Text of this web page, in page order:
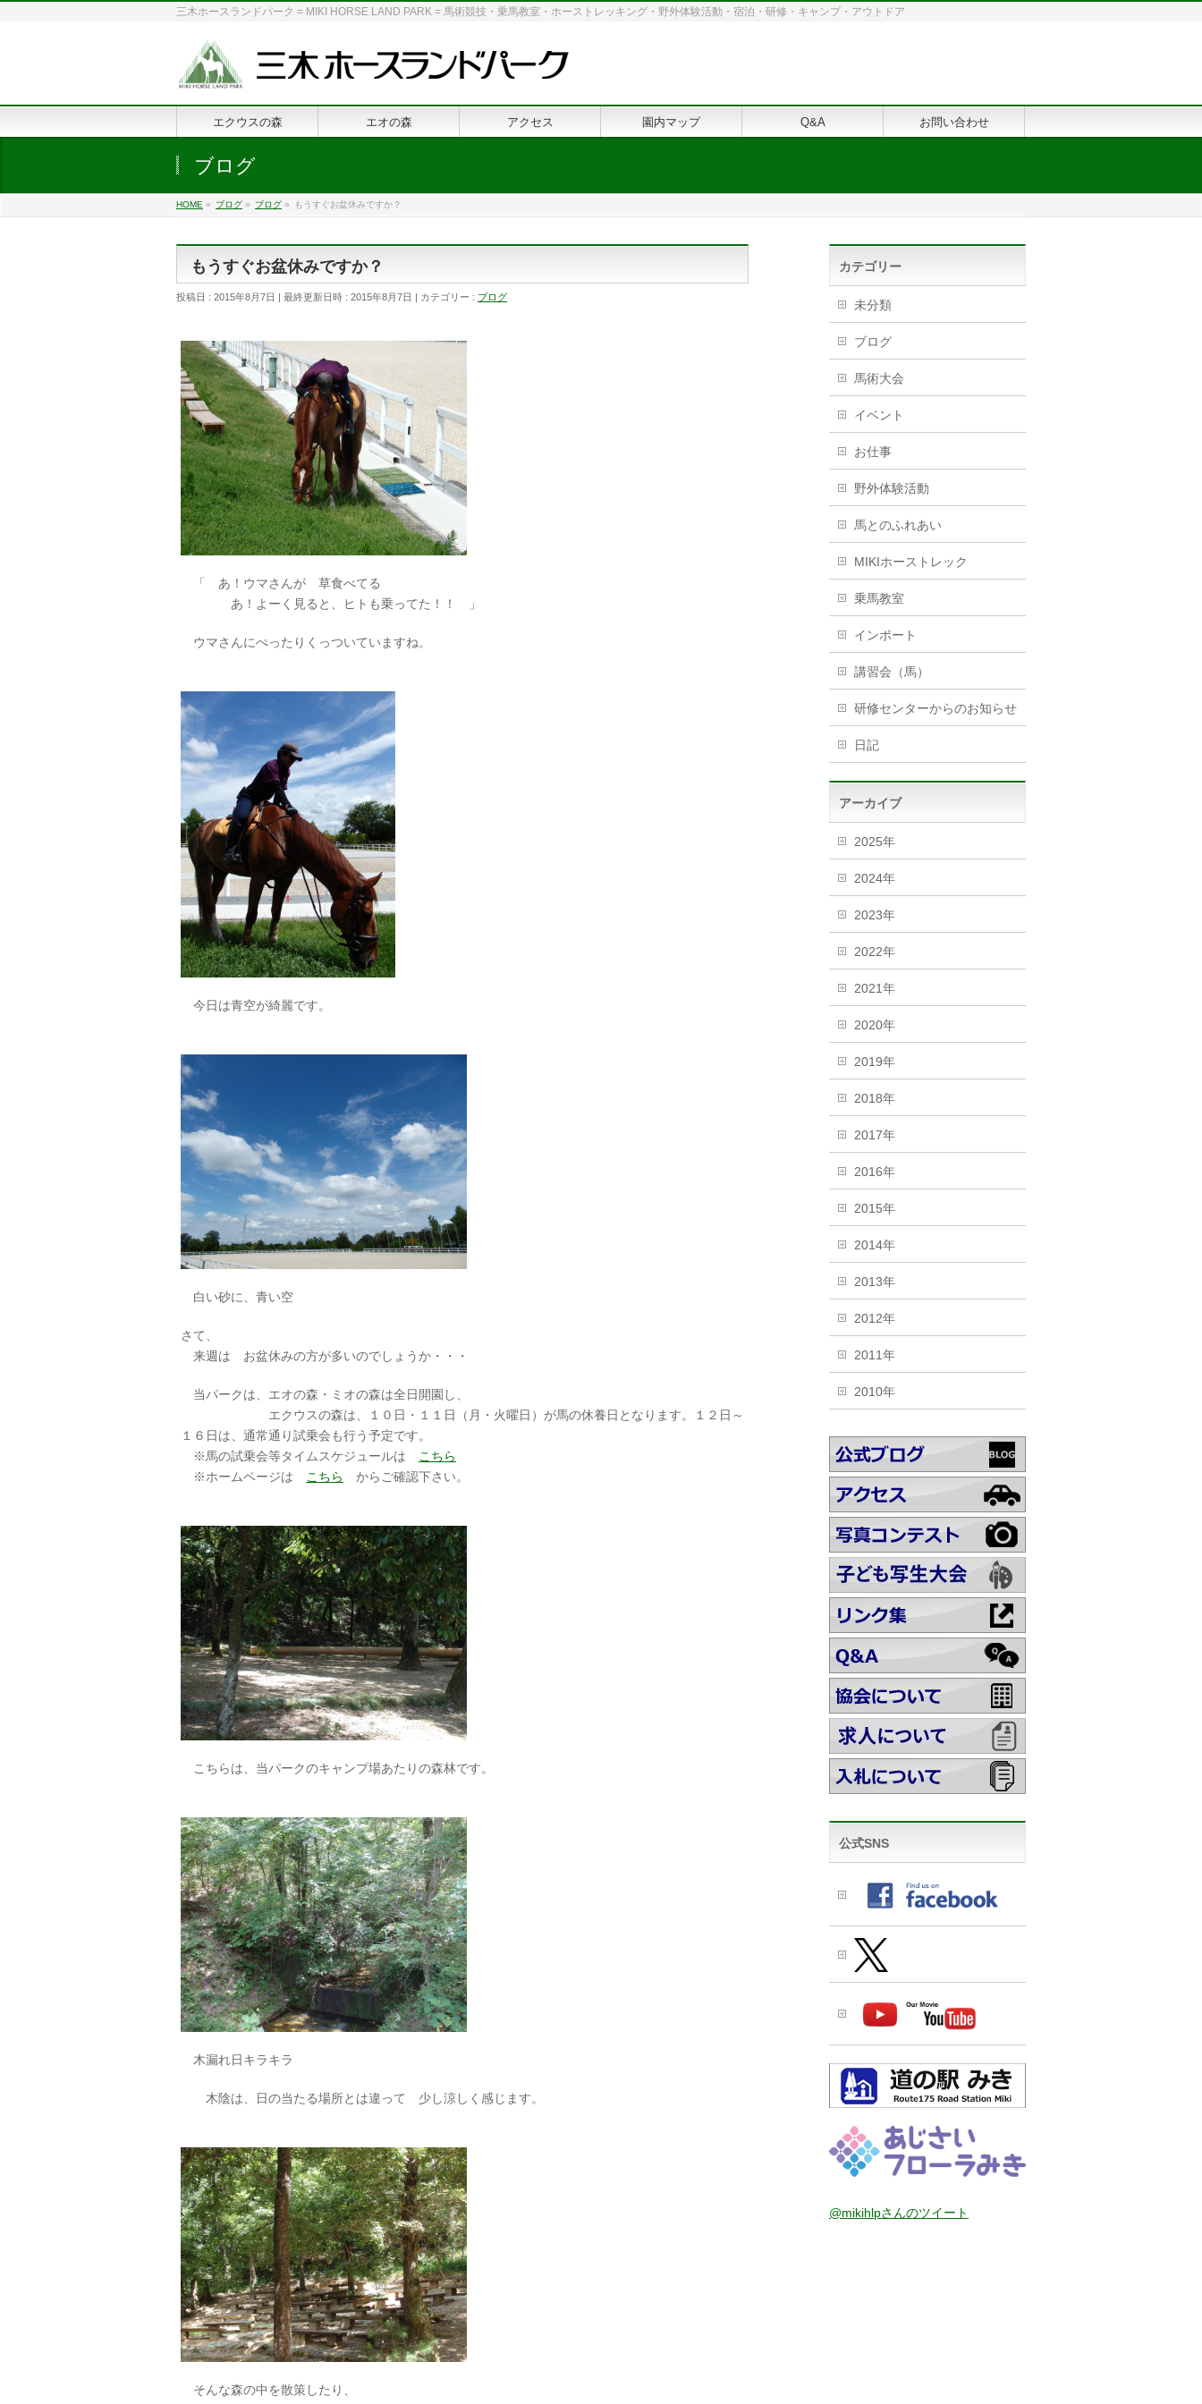
三木ホースランドパーク = MIKI HORSE LAND PARK = 馬術競技・乗馬教室・ホーストレッキング・野外体験活動・宿泊・研修・キャンプ・アウトドア
エクウスの森 エオの森 アクセス 園内マップ Q&A お問い合わせ
ブログ
HOME » ブログ » ブログ » もうすぐお盆休みですか？
もうすぐお盆休みですか？
投稿日 : 2015年8月7日 最終更新日時 : 2015年8月7日 カテゴリー : ブログ
「 あ！ウマさんが 草食べてる
あ！よーく見ると、ヒトも乗ってた！！ 」
ウマさんにぺったりくっついていますね。
今日は青空が綺麗です。
白い砂に、青い空
さて、
来週は お盆休みの方が多いのでしょうか・・・
当パークは、エオの森・ミオの森は全日開園し、
エクウスの森は、１０日・１１日（月・火曜日）が馬の休養日となります。１２日～
１６日は、通常通り試乗会も行う予定です。
※馬の試乗会等タイムスケジュールは
こちら
※ホームページは
こちら からご確認下さい。
こちらは、当パークのキャンプ場あたりの森林です。
木漏れ日キラキラ
木陰は、日の当たる場所とは違って 少し涼しく感じます。
そんな森の中を散策したり、
カテゴリー
未分類
ブログ
馬術大会
イベント
お仕事
野外体験活動
馬とのふれあい
MIKIホーストレック
乗馬教室
インポート
講習会（馬）
研修センターからのお知らせ
日記
アーカイブ
2025年
2024年
2023年
2022年
2021年
2020年
2019年
2018年
2017年
2016年
2015年
2014年
2013年
2012年
2011年
2010年
公式SNS
@mikihlpさんのツイート